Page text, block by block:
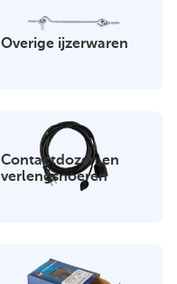
Overige ijzerwaren
Contactdozen en
verlengsnoeren